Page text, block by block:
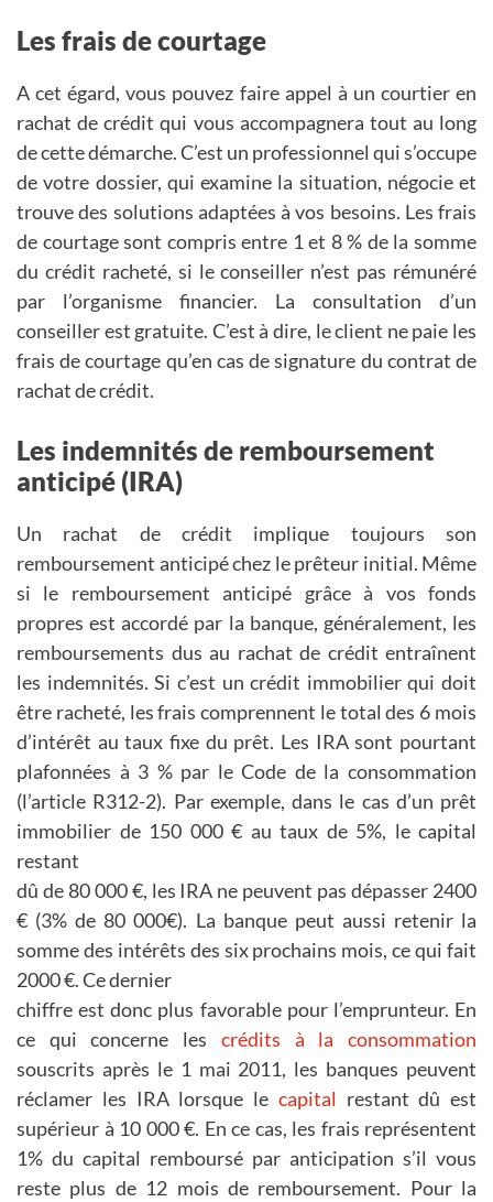
Les frais de courtage
A cet égard, vous pouvez faire appel à un courtier en
rachat de crédit qui vous accompagnera tout au long
de cette démarche. C’est un professionnel qui s’occupe
de votre dossier, qui examine la situation, négocie et
trouve des solutions adaptées à vos besoins. Les frais
de courtage sont compris entre 1 et 8 % de la somme
du crédit racheté, si le conseiller n’est pas rémunéré
par l’organisme financier. La consultation d’un
conseiller est gratuite. C’est à dire, le client ne paie les
frais de courtage qu’en cas de signature du contrat de
rachat de crédit.
Les indemnités de remboursement
anticipé (IRA)
Un rachat de crédit implique toujours son
remboursement anticipé chez le prêteur initial. Même
si le remboursement anticipé grâce à vos fonds
propres est accordé par la banque, généralement, les
remboursements dus au rachat de crédit entraînent
les indemnités. Si c’est un crédit immobilier qui doit
être racheté, les frais comprennent le total des 6 mois
d’intérêt au taux fixe du prêt. Les IRA sont pourtant
plafonnées à 3 % par le Code de la consommation
(l’article R312-2). Par exemple, dans le cas d’un prêt
immobilier de 150 000 € au taux de 5%, le capital
restant
dû de 80 000 €, les IRA ne peuvent pas dépasser 2400
€ (3% de 80 000€). La banque peut aussi retenir la
somme des intérêts des six prochains mois, ce qui fait
2000 €. Ce dernier
chiffre est donc plus favorable pour l’emprunteur. En
ce qui concerne les crédits à la consommation
souscrits après le 1 mai 2011, les banques peuvent
réclamer les IRA lorsque le capital restant dû est
supérieur à 10 000 €. En ce cas, les frais représentent
1% du capital remboursé par anticipation s’il vous
reste plus de 12 mois de remboursement. Pour la